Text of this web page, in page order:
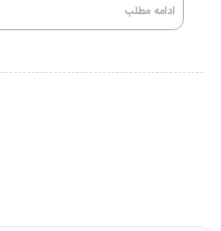
ادامه مطلب